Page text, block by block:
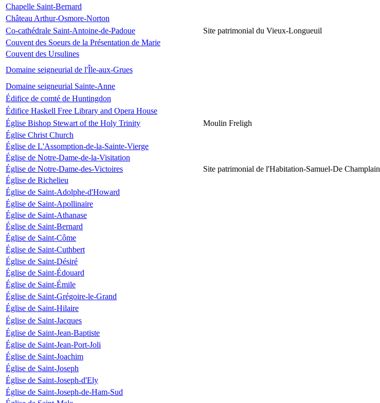
Chapelle Saint-Bernard
Château Arthur-Osmore-Norton
Co-cathédrale Saint-Antoine-de-Padoue
Site patrimonial du Vieux-Longueuil
Couvent des Soeurs de la Présentation de Marie
Couvent des Ursulines
Domaine seigneurial de l'Île-aux-Grues
Domaine seigneurial Sainte-Anne
Édifice de comté de Huntingdon
Édifice Haskell Free Library and Opera House
Église Bishop Stewart of the Holy Trinity
Moulin Freligh
Église Christ Church
Église de L'Assomption-de-la-Sainte-Vierge
Église de Notre-Dame-de-la-Visitation
Église de Notre-Dame-des-Victoires
Site patrimonial de l'Habitation-Samuel-De Champlain
Église de Richelieu
Église de Saint-Adolphe-d'Howard
Église de Saint-Apollinaire
Église de Saint-Athanase
Église de Saint-Bernard
Église de Saint-Côme
Église de Saint-Cuthbert
Église de Saint-Désiré
Église de Saint-Édouard
Église de Saint-Émile
Église de Saint-Grégoire-le-Grand
Église de Saint-Hilaire
Église de Saint-Jacques
Église de Saint-Jean-Baptiste
Église de Saint-Jean-Port-Joli
Église de Saint-Joachim
Église de Saint-Joseph
Église de Saint-Joseph-d'Ely
Église de Saint-Joseph-de-Ham-Sud